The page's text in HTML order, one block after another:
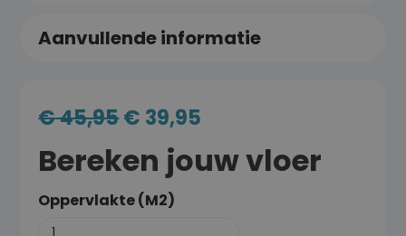
Aanvullende informatie
€45,95€ 39,95
Bereken jouw vloer
Oppervlakte (M2)